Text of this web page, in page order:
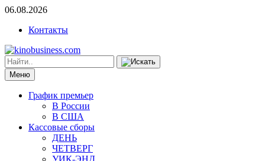
06.08.2026
Контакты
Меню
График премьер
В России
В США
Кассовые сборы
ДЕНЬ
ЧЕТВЕРГ
УИК-ЭНД